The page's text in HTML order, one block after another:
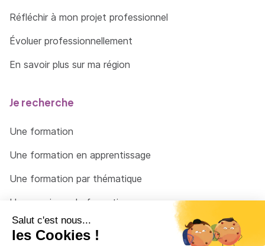
Réfléchir à mon projet professionnel
Évoluer professionnellement
En savoir plus sur ma région
Je recherche
Une formation
Une formation en apprentissage
Une formation par thématique
Un organisme de formation
Un conseiller